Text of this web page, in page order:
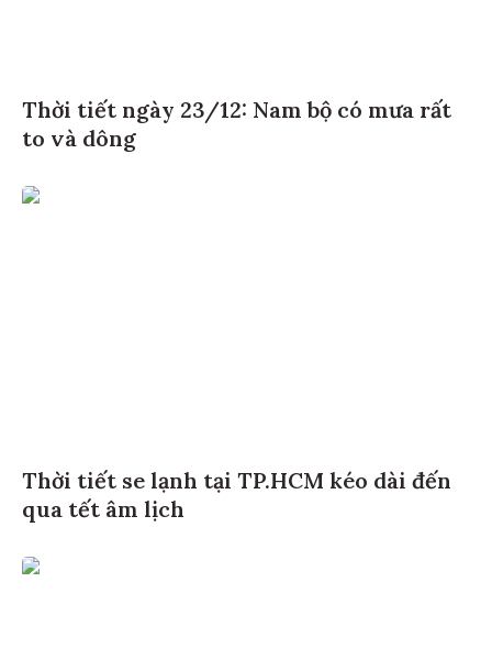
Thời tiết ngày 23/12: Nam bộ có mưa rất
to và dông
Thời tiết se lạnh tại TP.HCM kéo dài đến
qua tết âm lịch